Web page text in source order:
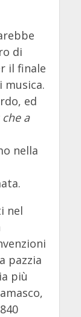
di
il finale
ed
a
nella
nel
pazzia
più